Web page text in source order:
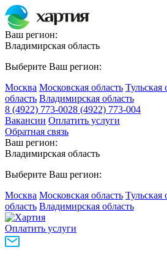
Ваш регион:
Владимирская область
Выберите Ваш регион:
Москва Московская область Тульская
область Владимирская область
8 (4922) 773-0028 (4922) 773-004
Вакансии Оплатить услуги
Обратная связь
Ваш регион:
Владимирская область
Выберите Ваш регион:
Москва Московская область Тульская
область Владимирская область
Оплатить услуги